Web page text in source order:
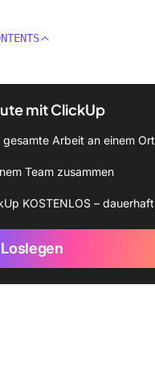
mit ClickUp
Arbeit an einem Ort
Team zusammen
KOSTENLOS – dauerhaft
Loslegen